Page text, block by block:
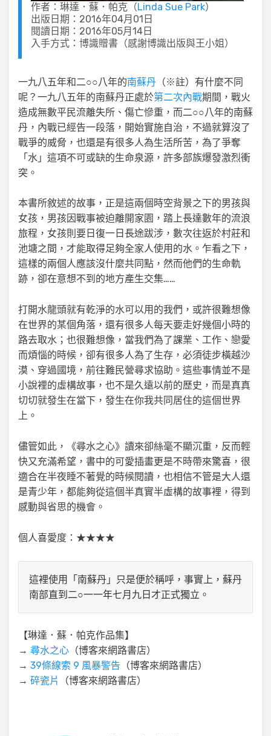
作者：琳達．蘇．帕克（Linda Sue Park）
出版日期：2016年04月01日
閱讀日期：2016年05月14日
入手方式：博識贈書（感謝博識出版與王小姐）
一九八五年和二○○八年的南蘇丹 （※註）有什麼不同
呢？一九八五年的南蘇丹正處於第二次內戰期間，戰火
造成無數平民流離失所、傷亡慘重，而二○○八年的南蘇
丹，內戰已經告一段落，開始實施自治，不過就算沒了
戰爭的威脅，也還是有很多人為生活所苦，為了爭奪
「水」這項不可或缺的生命泉源，許多部族爆發激烈衝
突。
本書所敘述的故事，正是這兩個時空背景之下的男孩與
女孩，男孩因戰事被迫離開家園，踏上長達數年的流浪
旅程，女孩則要日復一日長途跋涉，數次往返於村莊和
池塘之間，才能取得足夠全家人使用的水。乍看之下，
這樣的兩個人應該沒什麼共同點，然而他們的生命軌
跡，卻在意想不到的地方產生交集……
打開水龍頭就有乾淨的水可以用的我們，或許很難想像
在世界的某個角落，還有很多人每天要走好幾個小時的
路去取水；也很難想像，當我們為了課業、工作、戀愛
而煩惱的時候，卻有很多人為了生存，必須徒步橫越沙
漠、穿過國境，前往難民營尋求協助。這些事情並不是
小說裡的虛構故事，也不是久遠以前的歷史，而是真真
切切就發生在當下，發生在你我共同居住的這個世界
上。
儘管如此，《尋水之心》讀來卻絲毫不顯沉重，反而輕
快又充滿希望，書中的可愛插畫更是不時帶來驚喜，很
適合在半夜睡不著覺的時候閱讀，也相信不管是大人還
是青少年，都能夠從這個半真實半虛構的故事裡，得到
感動與省思的機會。
個人喜愛度：★★★★
這裡使用「南蘇丹」只是便於稱呼，事實上，蘇丹
南部直到二○一一年七月九日才正式獨立。
【琳達．蘇．帕克作品集】
→ 尋水之心 （博客來網路書店）
→ 39條線索 9 風暴警告 （博客來網路書店）
→ 碎瓷片 （博客來網路書店）